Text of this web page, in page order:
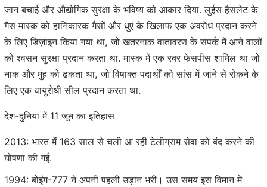
जान बचाई और औद्योगिक सुरक्षा के भविष्य को आकार दिया. लुईस हैसलेट के
गैस मास्क को हानिकारक गैसों और धुएं के खिलाफ एक अवरोध प्रदान करने
के लिए डिज़ाइन किया गया था, जो खतरनाक वातावरण के संपर्क में आने वालों
को श्वसन सुरक्षा प्रदान करता था. मास्क में एक रबर फेसपीस शामिल था जो
नाक और मुंह को ढकता था, जो विषाक्त पदार्थों को सांस में जाने से रोकने के
लिए एक वायुरोधी सील प्रदान करता था.
देश-दुनिया में 11 जून का इतिहास
2013: भारत में 163 साल से चली आ रही टेलीग्राम सेवा को बंद करने की
घोषणा की गई.
1994: बोइंग-777 ने अपनी पहली उड़ान भरी। उस समय इस विमान में